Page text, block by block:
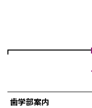
歯学部案内